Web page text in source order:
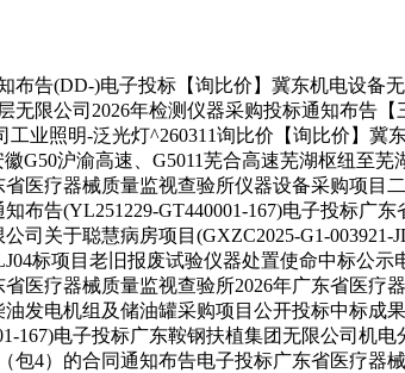
(DD-)电子投标【询比价】冀东机电设备
限公司2026年检测仪器采购投标通知布告
业照明-泛光灯^260311询比价【询比价】冀
G50沪渝高速、G5011芜合高速芜湖枢纽至
医疗器械质量监视查验所仪器设备采购项目
告(YL251229-GT440001-167)电子投标广
关于聪慧病房项目(GXZC2025-G1-
标项目老旧报废试验仪器处置使命中标公
医疗器械质量监视查验所2026年广东省医疗
发电机组及储油罐采购项目公开投标中标成
167)电子投标广东鞍钢扶植集团无限公司机
4）的合同通知布告电子投标广东省医疗器